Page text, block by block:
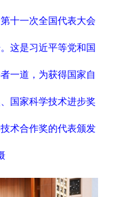
十一次全国代表大会
这是习近平等党和国
一道，为获得国家自
国家科学技术进步奖
术合作奖的代表颁发